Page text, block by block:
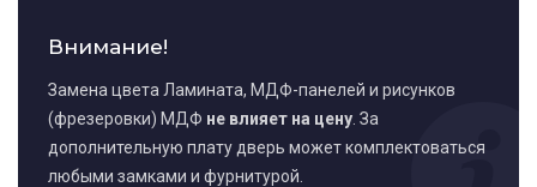
Внимание!
Замена цвета Ламината, МДФ-панелей и рисунков
(фрезеровки) МДФ не влияет на цену . За
дополнительную плату дверь может комплектоваться
любыми замками и фурнитурой.